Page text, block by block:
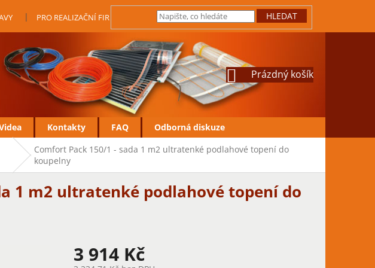
PRO REALIZAČNÍ FIRMY JAK REKLAMOVAT VRÁCENÍ ZBOŽÍ
HLEDAT
NÁKUPNÍ
KOŠÍK
Prázdný košík
Kontakty FAQ
Odborná diskuze
Comfort Pack 150/1 - sada 1 m2 ultratenké podlahové topení do
koupelny
1 m2 ultratenké podlahové topení do
3 914 Kč